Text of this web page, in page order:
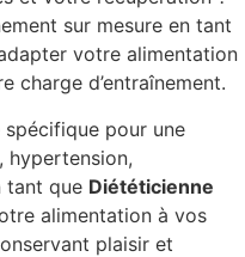
sur mesure en tant
votre alimentation
d’entraînement.
pour une
hypertension,
tant que Diététicienne
alimentation à vos
plaisir et